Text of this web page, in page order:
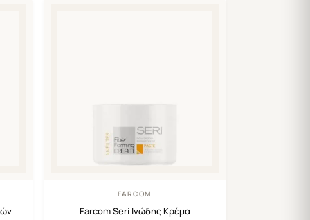
FARCOM
Farcom Seri Ινώδης Κρέμα